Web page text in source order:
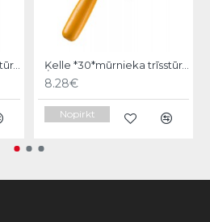
Ķelle *30*mūrnieka trīsstūra 18cm, Hardy Ķelle *30*mūrnieka trīsstūra 20cm, Hardy
8.28€
Nopirkt